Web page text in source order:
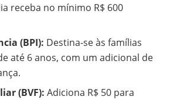
receba no mínimo R$ 600
(BPI): Destina-se às famílias
até 6 anos, com um adicional de
(BVF): Adiciona R$ 50 para